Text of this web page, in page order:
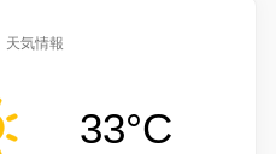
天気情報
33°C